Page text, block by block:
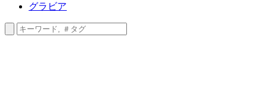
グラビア